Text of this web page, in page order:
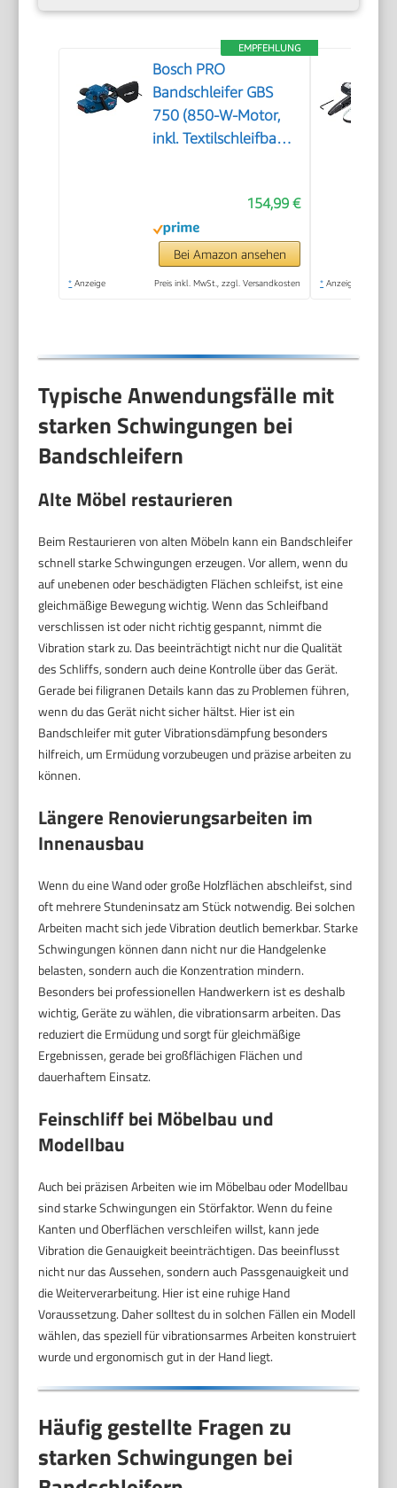
EMPFEHLUNG
Bosch PRO
Bandschleifer GBS
750 (850-W-Motor,
inkl. Textilschleifband,
154,99 €
Bei Amazon ansehen
* Anzeige Preis inkl. MwSt., zzgl. Versandkosten * Anzeige
Typische Anwendungsfälle mit
starken Schwingungen bei
Bandschleifern
Alte Möbel restaurieren
Beim Restaurieren von alten Möbeln kann ein Bandschleifer
schnell starke Schwingungen erzeugen. Vor allem, wenn du
auf unebenen oder beschädigten Flächen schleifst, ist eine
gleichmäßige Bewegung wichtig. Wenn das Schleifband
verschlissen ist oder nicht richtig gespannt, nimmt die
Vibration stark zu. Das beeinträchtigt nicht nur die Qualität
des Schliffs, sondern auch deine Kontrolle über das Gerät.
Gerade bei filigranen Details kann das zu Problemen führen,
wenn du das Gerät nicht sicher hältst. Hier ist ein
Bandschleifer mit guter Vibrationsdämpfung besonders
hilfreich, um Ermüdung vorzubeugen und präzise arbeiten zu
können.
Längere Renovierungsarbeiten im
Innenausbau
Wenn du eine Wand oder große Holzflächen abschleifst, sind
oft mehrere Stundeninsatz am Stück notwendig. Bei solchen
Arbeiten macht sich jede Vibration deutlich bemerkbar. Starke
Schwingungen können dann nicht nur die Handgelenke
belasten, sondern auch die Konzentration mindern.
Besonders bei professionellen Handwerkern ist es deshalb
wichtig, Geräte zu wählen, die vibrationsarm arbeiten. Das
reduziert die Ermüdung und sorgt für gleichmäßige
Ergebnissen, gerade bei großflächigen Flächen und
dauerhaftem Einsatz.
Feinschliff bei Möbelbau und
Modellbau
Auch bei präzisen Arbeiten wie im Möbelbau oder Modellbau
sind starke Schwingungen ein Störfaktor. Wenn du feine
Kanten und Oberflächen verschleifen willst, kann jede
Vibration die Genauigkeit beeinträchtigen. Das beeinflusst
nicht nur das Aussehen, sondern auch Passgenauigkeit und
die Weiterverarbeitung. Hier ist eine ruhige Hand
Voraussetzung. Daher solltest du in solchen Fällen ein Modell
wählen, das speziell für vibrationsarmes Arbeiten konstruiert
wurde und ergonomisch gut in der Hand liegt.
Häufig gestellte Fragen zu
starken Schwingungen bei